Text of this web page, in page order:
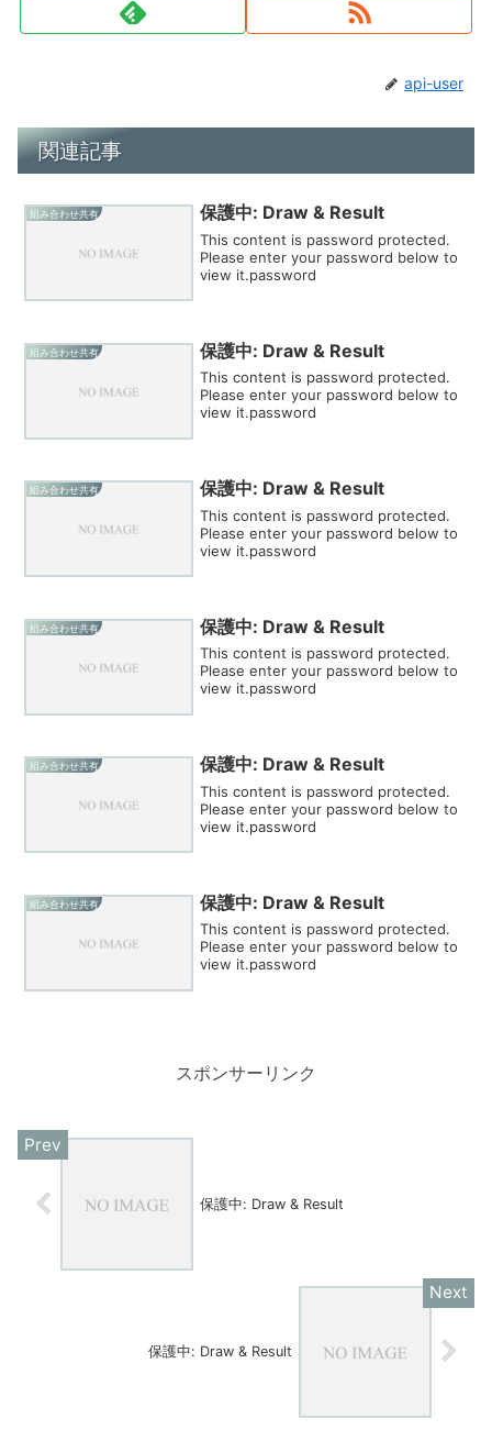
api-user
関連記事
組み合わせ共有 保護中: Draw & Result
This content is password protected.
Please enter your password below to
view it.password
組み合わせ共有 保護中: Draw & Result
This content is password protected.
Please enter your password below to
view it.password
組み合わせ共有 保護中: Draw & Result
This content is password protected.
Please enter your password below to
view it.password
組み合わせ共有 保護中: Draw & Result
This content is password protected.
Please enter your password below to
view it.password
組み合わせ共有 保護中: Draw & Result
This content is password protected.
Please enter your password below to
view it.password
組み合わせ共有 保護中: Draw & Result
This content is password protected.
Please enter your password below to
view it.password
スポンサーリンク
保護中: Draw & Result
保護中: Draw & Result